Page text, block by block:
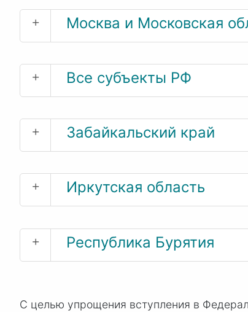
+ Москва и Московская
+ Все субъекты РФ
+ Забайкальский край
+ Иркутская область
+ Республика Бурятия
С целью упрощения вступления в